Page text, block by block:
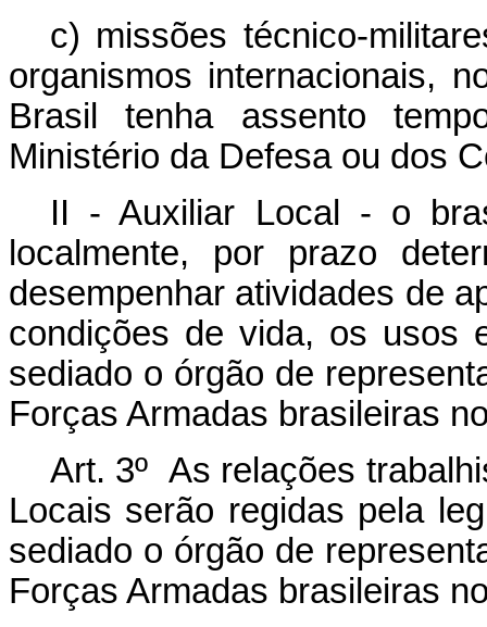
c) missões técnico-
organismos internacionais,
Brasil tenha assento
Ministério da Defesa ou dos
II - Auxiliar Local - o
localmente, por prazo
desempenhar atividades de
condições de vida, os usos
sediado o órgão de
Forças Armadas brasileiras
Art. 3º As relações
Locais serão regidas pela
sediado o órgão de
Forças Armadas brasileiras